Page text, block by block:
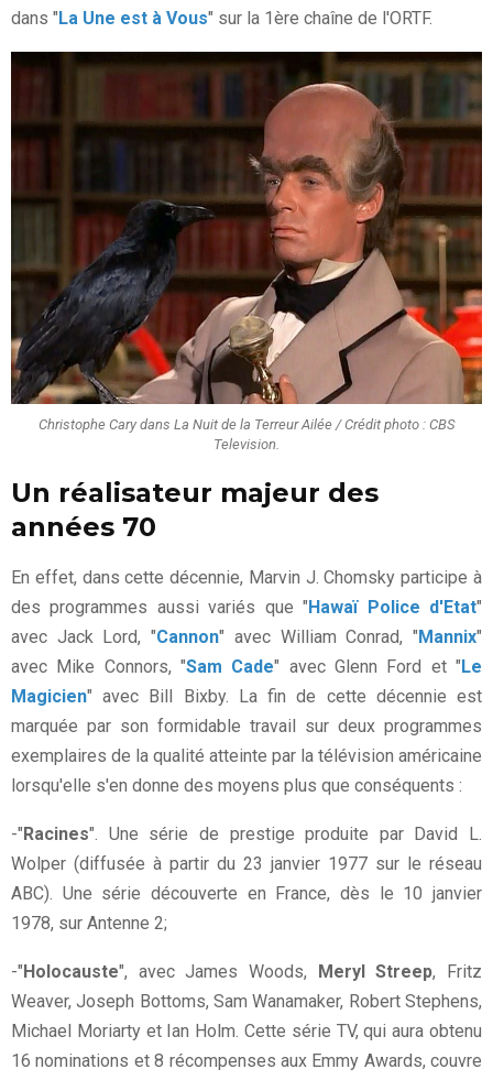
dans "La Une est à Vous" sur la 1ère chaîne de l'ORTF.
Christophe Cary dans La Nuit de la Terreur Ailée / Crédit photo : CBS
Television.
Un réalisateur majeur des
années 70
En effet, dans cette décennie, Marvin J. Chomsky participe à
des programmes aussi variés que "Hawaï Police d'Etat"
avec Jack Lord, "Cannon" avec William Conrad, "Mannix"
avec Mike Connors, "Sam Cade" avec Glenn Ford et "Le
Magicien" avec Bill Bixby. La fin de cette décennie est
marquée par son formidable travail sur deux programmes
exemplaires de la qualité atteinte par la télévision américaine
lorsqu'elle s'en donne des moyens plus que conséquents :
-"Racines". Une série de prestige produite par David L.
Wolper (diffusée à partir du 23 janvier 1977 sur le réseau
ABC). Une série découverte en France, dès le 10 janvier
1978, sur Antenne 2;
-"Holocauste", avec James Woods, Meryl Streep, Fritz
Weaver, Joseph Bottoms, Sam Wanamaker, Robert Stephens,
Michael Moriarty et Ian Holm. Cette série TV, qui aura obtenu
16 nominations et 8 récompenses aux Emmy Awards, couvre